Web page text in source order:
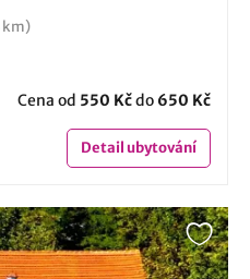
km)
Cena od 550 Kčdo 650 Kč
Detailubytování